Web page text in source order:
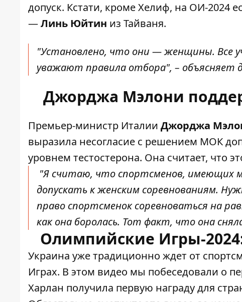
допуск. Кстати, кроме Хелиф, на ОИ-2024
—Линь Юйтин из Тайваня.
"Установлено, что они — женщины. Все
уважают правила отбора", – объясняет
Джорджа Мэлони
Премьер-министр Италии Джорджа
выразила несогласие с решением МОК
уровнем тестостерона. Она считает, что
"Я считаю, что спортсменов, имеющих
допускать к женским соревнованиям.
право спортсменок соревноваться на
как она боролась. Тот факт, что она
Олимпийские Игры-
Украина уже традиционно ждет от
Играх. В этом видео мы побеседовали о
Харлан получила первую награду для